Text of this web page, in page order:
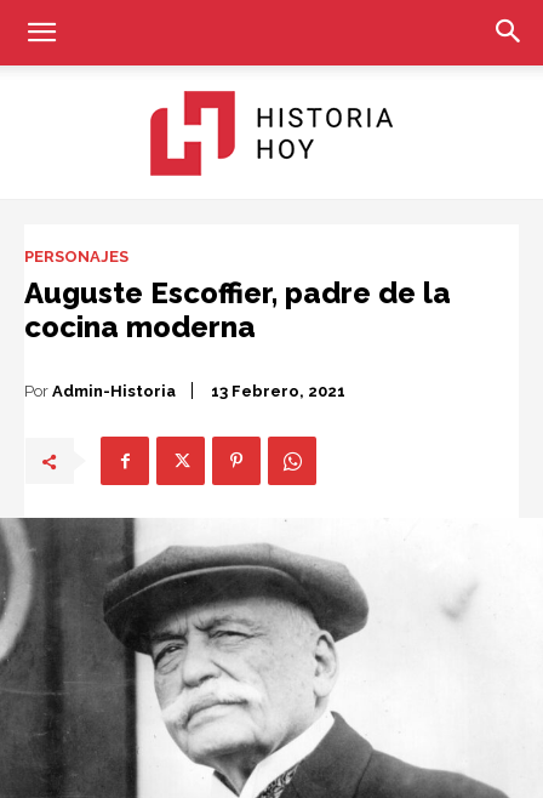
PERSONAJES
Auguste Escoffier, padre de la
cocina moderna
Por Admin-Historia 13 Febrero, 2021